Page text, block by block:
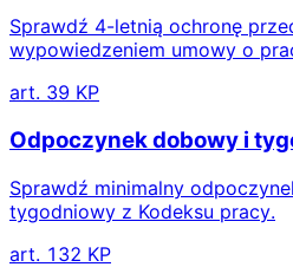
Sprawdź 4-letnią ochronę
wypowiedzeniem umowy o
art. 39 KP
Odpoczynek dobowy i
Sprawdź minimalny
tygodniowy z Kodeksu pracy.
art. 132 KP